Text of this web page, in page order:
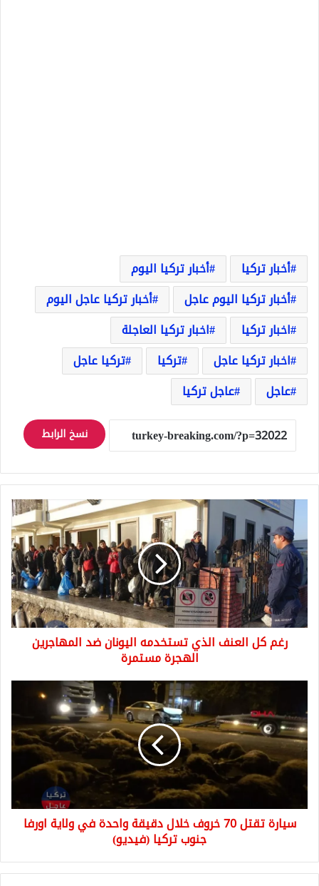
أخبار تركيا
أخبار تركيا اليوم
أخبار تركيا اليوم عاجل
أخبار تركيا عاجل اليوم
اخبار تركيا
اخبار تركيا العاجلة
اخبار تركيا عاجل
تركيا
تركيا عاجل
عاجل
عاجل تركيا
نسخ الرابط
رغم
العنف
الذي
تستخدمه
اليونان
ضد
المهاجرين
الهجرة
مستمرةرغم كل العنف الذي تستخدمه اليونان ضد المهاجرين
الهجرة مستمرة
70
خروف
خلال
دقيقة
في
ولاية
اورفا
(فيديو)
سيارة تقتل 70 خروف خلال دقيقة واحدة في ولاية اورفا
جنوب تركيا (فيديو)